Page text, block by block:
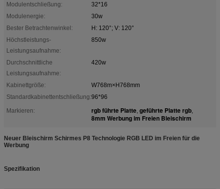
Modulentschließung:
32*16
Modulenergie:
30w
Bester Betrachtenwinkel:
H: 120°; V: 120°
Höchstleistungs-
Leistungsaufnahme:
850w
Durchschnittliche
Leistungsaufnahme:
420w
Kabinettgröße:
W768m×H768mm
Standardkabinettentschließung:96*96
Markieren:
rgb führte Platte, geführte Platte rgb,
8mm Werbung im Freien Bleischirm
Neuer Bleischirm Schirmes P8 Technologie RGB LED im Freien für die
Werbung
Spezifikation